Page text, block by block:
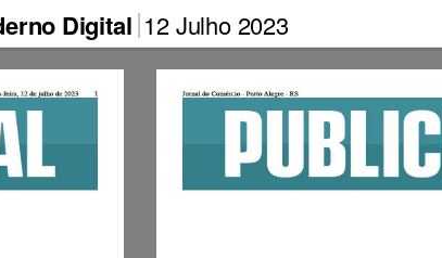
Digital 12 Julho 2023